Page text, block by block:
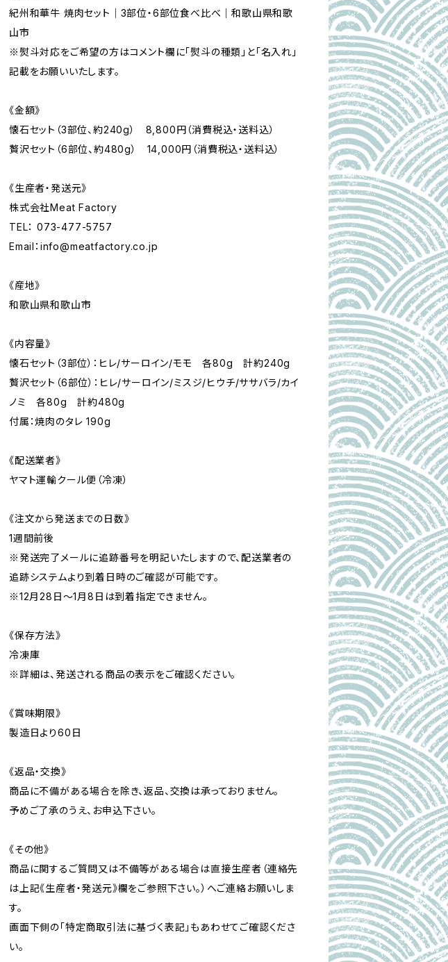
紀州和華牛 焼肉セット｜3部位・6部位食べ比べ｜和歌山県和歌
山市
※熨斗対応をご希望の方はコメント欄に「熨斗の種類」と「名入れ」
記載をお願いいたします。
《金額》
懐石セット（3部位、約240g） 8,800円（消費税込・送料込）
贅沢セット（6部位、約480g） 14,000円（消費税込・送料込）
《生産者・発送元》
株式会社Meat Factory
TEL： 073-477-5757
Email： info@meatfactory.co.jp
《産地》
和歌山県和歌山市
《内容量》
懐石セット（3部位）：ヒレ/サーロイン/モモ 各80g 計約240g
贅沢セット（6部位）：ヒレ/サーロイン/ミスジ/ヒウチ/ササバラ/カイ
ノミ 各80g 計約480g
付属：焼肉のタレ 190g
《配送業者》
ヤマト運輸クール便（冷凍）
《注文から発送までの日数》
1週間前後
※発送完了メールに追跡番号を明記いたしますので、配送業者の
追跡システムより到着日時のご確認が可能です。
※12月28日～1月8日は到着指定できません。
《保存方法》
冷凍庫
※詳細は、発送される商品の表示をご確認ください。
《賞味期限》
製造日より60日
《返品・交換》
商品に不備がある場合を除き、返品、交換は承っておりません。
予めご了承のうえ、お申込下さい。
《その他》
商品に関するご質問又は不備等がある場合は直接生産者（連絡先
は上記《生産者・発送元》欄をご参照下さい。）へご連絡お願いしま
す。
画面下側の「特定商取引法に基づく表記」もあわせてご確認くださ
い。